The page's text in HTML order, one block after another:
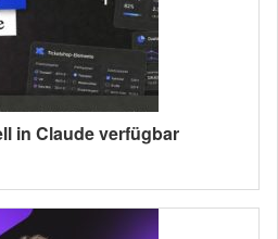
in Claude verfügbar